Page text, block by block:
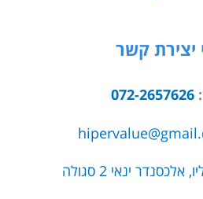
יצירת קשר
072-2657626
אלכסנדר ינאי 2 סגולה